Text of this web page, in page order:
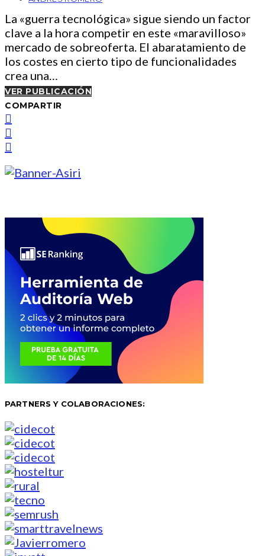
La «guerra tecnológica» sigue siendo un factor
clave a la hora competir en este «maravilloso»
mercado de sobreoferta. El abaratamiento de
los costes en cierto tipo de funcionalidades
crea una…
VER PUBLICACIÓN
COMPARTIR
PARTNERS Y COLABORACIONES: